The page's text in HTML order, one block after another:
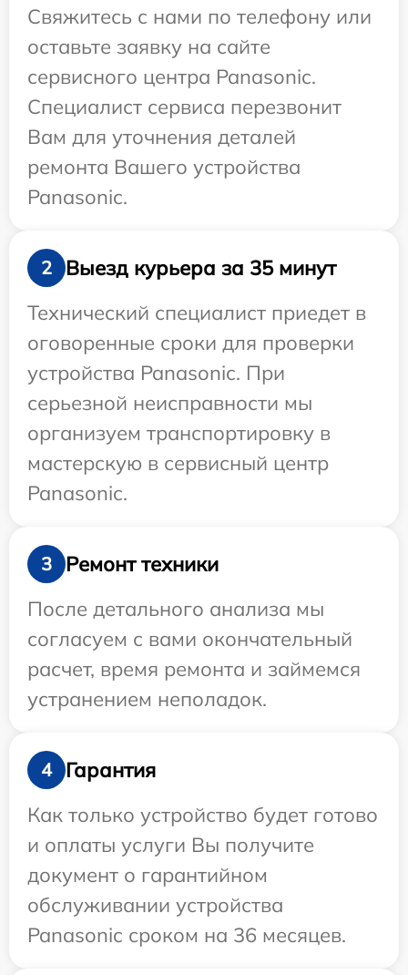
Свяжитесь с нами по телефону или
оставьте заявку на сайте
сервисного центра Panasonic.
Специалист сервиса перезвонит
Вам для уточнения деталей
ремонта Вашего устройства
Panasonic.
2
Выезд курьера за 35 минут
Технический специалист приедет в
оговоренные сроки для проверки
устройства Panasonic. При
серьезной неисправности мы
организуем транспортировку в
мастерскую в сервисный центр
Panasonic.
3
Ремонт техники
После детального анализа мы
согласуем с вами окончательный
расчет, время ремонта и займемся
устранением неполадок.
4
Гарантия
Как только устройство будет готово
и оплаты услуги Вы получите
документ о гарантийном
обслуживании устройства
Panasonic сроком на 36 месяцев.